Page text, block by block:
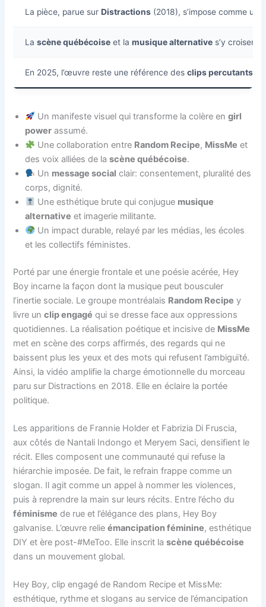
La pièce, parue sur Distractions (2018), s’impose comme un
Lascène québécoise et lamusique alternative s’y
En 2025, l’œuvre reste une référence desclips percutants
Un manifeste visuel qui transforme la colère engirl
power assumé.
Une collaboration entre Random Recipe, MissMe et
des voix alliées de lascène québécoise.
Un message social clair: consentement, pluralité des
corps, dignité.
Une esthétique brute qui conjugue musique
alternative et imagerie militante.
Un impact durable, relayé par les médias, les écoles
et les collectifs féministes.
Porté par une énergie frontale et une poésie acérée, Hey
Boy incarne la façon dont la musique peut bousculer
l’inertie sociale. Le groupe montréalais Random Recipe y
livre unclip engagé qui se dresse face aux oppressions
quotidiennes. La réalisation poétique et incisive de MissMe
met en scène des corps affirmés, des regards qui ne
baissent plus les yeux et des mots qui refusent l’ambiguïté.
Ainsi, la vidéo amplifie la charge émotionnelle du morceau
paru sur Distractions en 2018. Elle en éclaire la portée
politique.
Les apparitions de Frannie Holder et Fabrizia Di Fruscia,
aux côtés de Nantali Indongo et Meryem Saci, densifient le
récit. Elles composent une communauté qui refuse la
hiérarchie imposée. De fait, le refrain frappe comme un
slogan. Il agit comme un appel à nommer les violences,
puis à reprendre la main sur leurs récits. Entre l’écho du
féminisme de rue et l’élégance des plans, Hey Boy
galvanise. L’œuvre relieémancipation féminine, esthétique
DIY et ère post-#MeToo. Elle inscrit lascène québécoise
dans un mouvement global.
Hey Boy, clip engagé de Random Recipe et MissMe:
esthétique, rythme et slogans au service de l’émancipation